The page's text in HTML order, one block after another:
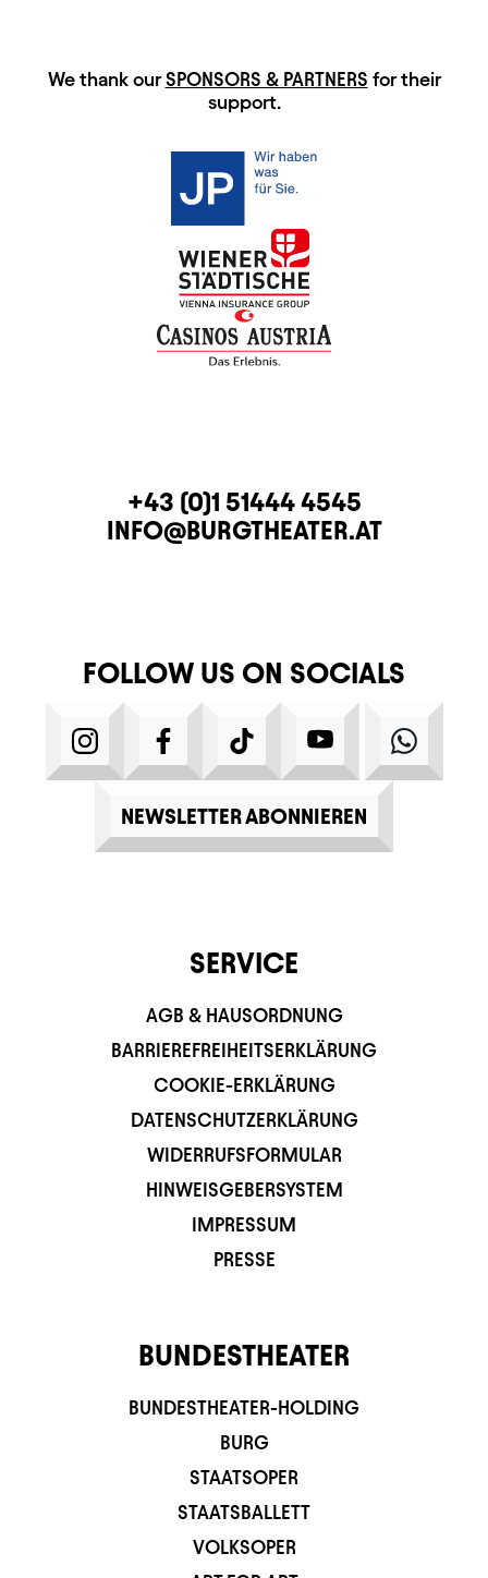
HAUPTSPONSOREN
We thank ourSPONSORS & PARTNERS for their
support.
CONTACTTELEPHONE
+43 (0)1 51444 4545
E-MAIL
INFO@BURGTHEATER.AT
FOLLOW US ON SOCIALS
INSTAGRAMFACEBOOKTIKTOK YOUTUBE
NEWSLETTER ABONNIEREN
SERVICE
AGB & HAUSORDNUNG
BARRIEREFREIHEITSERKLÄRUNG
COOKIE-ERKLÄRUNG
DATENSCHUTZERKLÄRUNG
WIDERRUFSFORMULAR
HINWEISGEBERSYSTEM
IMPRESSUM
PRESSE
BUNDESTHEATER
BUNDESTHEATER-HOLDING
BURG
STAATSOPER
STAATSBALLETT
VOLKSOPER